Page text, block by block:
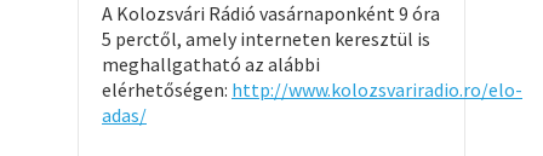
A Kolozsvári Rádió vasárnaponként 9 óra
5 perctől, amely interneten keresztül is
meghallgatható az alábbi
elérhetőségen: http://www.kolozsvariradio.ro/elo-
adas/